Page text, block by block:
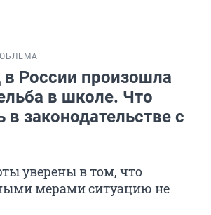
в России произошла
в школе. Что
в законодательстве с
уверены в том, что
мерами ситуацию не